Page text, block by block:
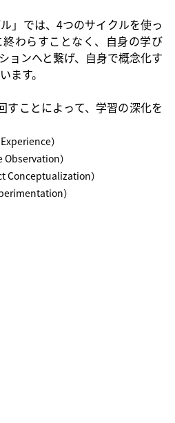
」では、4つのサイクルを使っ
わらすことなく、自身の学び
ョンへと繋げ、自身で概念化す
ます。
すことによって、学習の深化を
）
）
Conceptualization）
）